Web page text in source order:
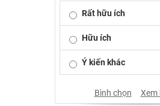
Rất hữu ích
Hữu ích
Ý kiến khác
Bình chọn Xem